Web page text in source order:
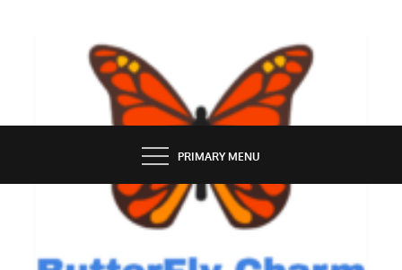
BUTTERFLY CHARM
PRIMARY MENU